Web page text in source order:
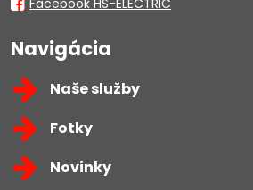
Navigácia
Naše služby
Fotky
Novinky